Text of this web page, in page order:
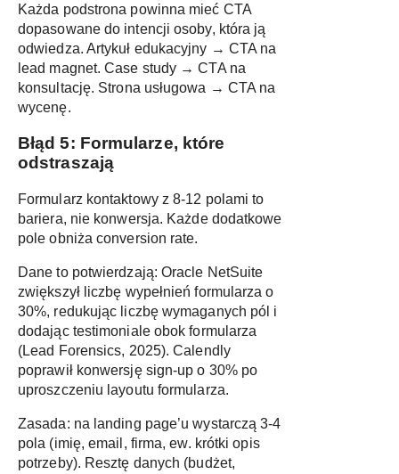
Każda podstrona powinna mieć CTA
dopasowane do intencji osoby, która ją
odwiedza. Artykuł edukacyjny → CTA na
lead magnet. Case study → CTA na
konsultację. Strona usługowa → CTA na
wycenę.
Błąd 5: Formularze, które
odstraszają
Formularz kontaktowy z 8-12 polami to
bariera, nie konwersja. Każde dodatkowe
pole obniża conversion rate.
Dane to potwierdzają: Oracle NetSuite
zwiększył liczbę wypełnień formularza o
30%, redukując liczbę wymaganych pól i
dodając testimoniale obok formularza
(Lead Forensics, 2025). Calendly
poprawił konwersję sign-up o 30% po
uproszczeniu layoutu formularza.
Zasada: na landing page’u wystarczą 3-4
pola (imię, email, firma, ew. krótki opis
potrzeby). Resztę danych (budżet,